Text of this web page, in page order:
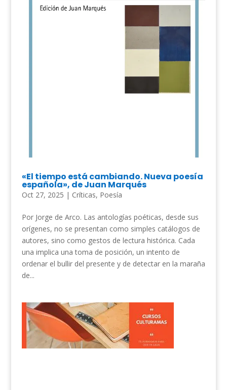
«El tiempo está cambiando. Nueva poesía
española», de Juan Marqués
Oct 27, 2025 | Críticas, Poesía
Por Jorge de Arco. Las antologías poéticas, desde sus
orígenes, no se presentan como simples catálogos de
autores, sino como gestos de lectura histórica. Cada
una implica una toma de posición, un intento de
ordenar el bullir del presente y de detectar en la maraña
de...